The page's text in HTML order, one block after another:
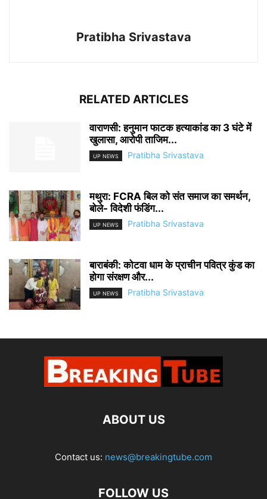
Pratibha Srivastava
RELATED ARTICLES
वाराणसी: हनुमान फाटक हत्याकांड का 3 घंटे में
खुलासा, आरोपी ताजिम...
UP NEWS Pratibha Srivastava
मथुरा: FCRA बिल को संत समाज का समर्थन,
बोले- विदेशी फंडिंग...
UP NEWS Pratibha Srivastava
बाराबंकी: कोटवा धाम के प्राचीन पवित्र कुंड का
होगा संरक्षण और...
UP NEWS Pratibha Srivastava
ABOUT US
Contact us: news@breakingtube.com
FOLLOW US